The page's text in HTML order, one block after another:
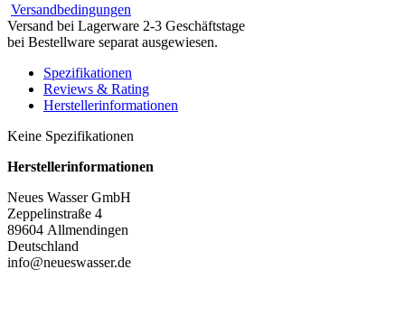
Versandbedingungen
Versand bei Lagerware 2-3 Geschäftstage
bei Bestellware separat ausgewiesen.
Spezifikationen
Reviews & Rating
Herstellerinformationen
Keine Spezifikationen
Herstellerinformationen
Neues Wasser GmbH
Zeppelinstraße 4
89604 Allmendingen
Deutschland
info@neueswasser.de